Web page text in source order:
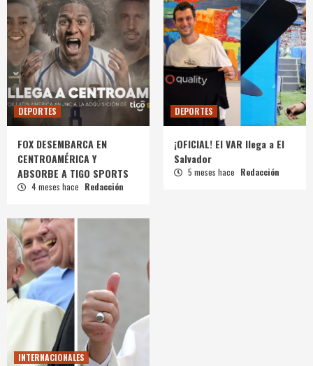
DEPORTES
FOX DESEMBARCA EN
CENTROAMÉRICA Y
ABSORBE A TIGO SPORTS
4 meses hace Redacción
DEPORTES
¡OFICIAL! El VAR llega a El
Salvador
5 meses hace Redacción
INTERNACIONALES